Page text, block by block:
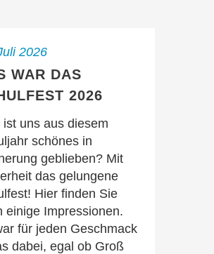
2026
WAR DAS
2026
ist uns aus diesem
schönes in
geblieben? Mit
das gelungene
Hier finden Sie
einige Impressionen.
für jeden Geschmack
dabei, egal ob Groß